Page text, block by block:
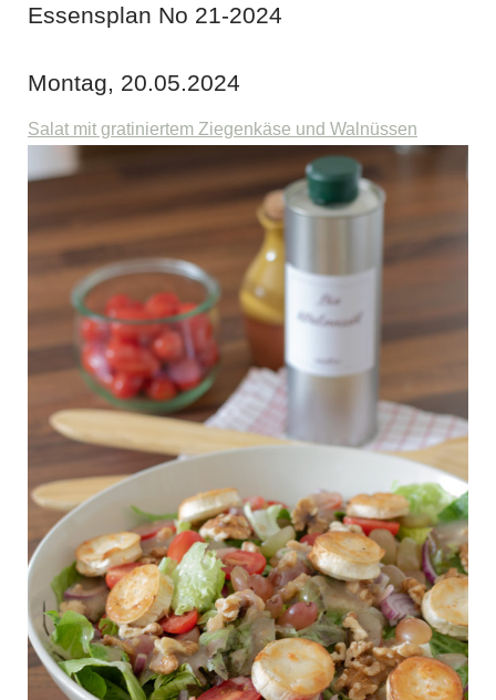
Essensplan No 21-2024
Montag, 20.05.2024
Salat mit gratiniertem Ziegenkäse und Walnüssen